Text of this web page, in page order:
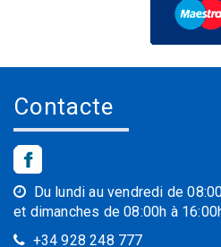
Contacte
Du lundi au vendredi de
et dimanches de 08:00h à
+34 928 248 777